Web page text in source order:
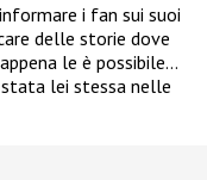
i fan sui suoi
delle storie dove
le è possibile…
stata lei stessa nelle